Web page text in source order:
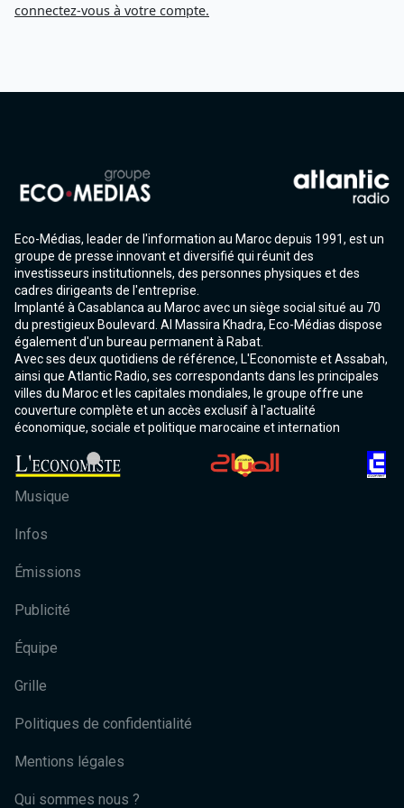
connectez-vous à votre compte.
Eco-Médias, leader de l'information au Maroc depuis 1991, est un
groupe de presse innovant et diversifié qui réunit des
investisseurs institutionnels, des personnes physiques et des
cadres dirigeants de l'entreprise.
Implanté à Casablanca au Maroc avec un siège social situé au 70
du prestigieux Boulevard. Al Massira Khadra, Eco-Médias dispose
également d'un bureau permanent à Rabat.
Avec ses deux quotidiens de référence, L'Economiste et Assabah,
ainsi que Atlantic Radio, ses correspondants dans les principales
villes du Maroc et les capitales mondiales, le groupe offre une
couverture complète et un accès exclusif à l'actualité
économique, sociale et politique marocaine et internation
Musique
Infos
Émissions
Publicité
Équipe
Grille
Politiques de confidentialité
Mentions légales
Qui sommes nous ?